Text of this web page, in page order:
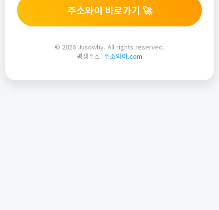
주소와이 바로가기 🚀
© 2026 Jusowhy. All rights reserved.
평생주소: 주소와이.com